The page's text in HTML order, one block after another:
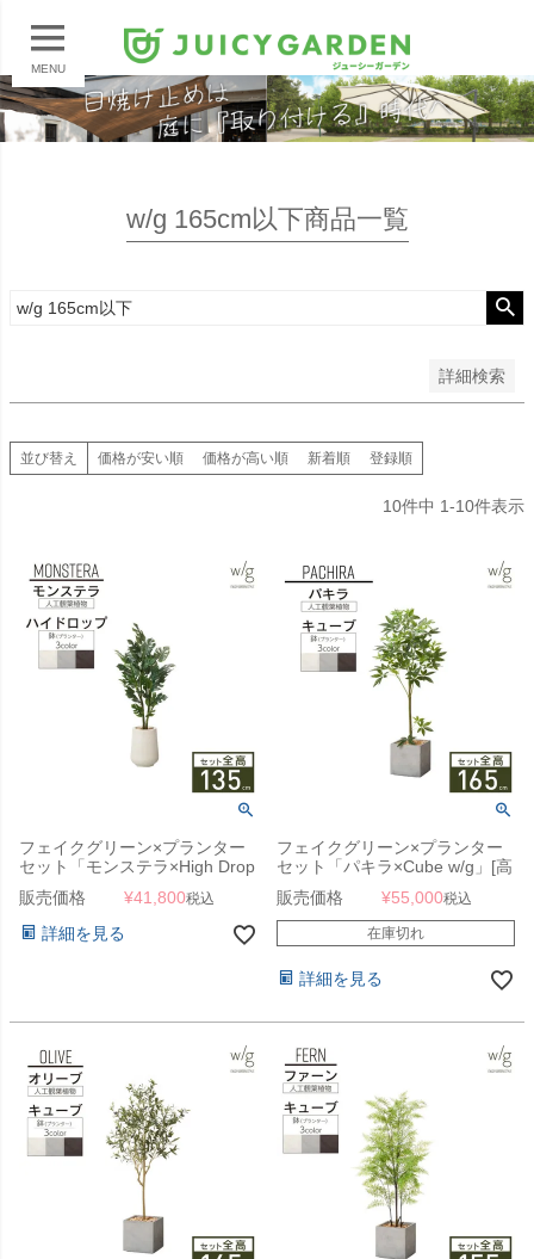
MENU
w/g 165cm以下商品一覧
詳細検索
在庫なし商品を表示しない
商品番号/JANコード
登録順
価格が安い順
並び替え 価格が安い順 価格が高い順 新着順 登録順
10件中 1-10件表示
フェイクグリーン×プランター
セット「モンステラ×High Drop
Round w/g」[高さ135cm・人工
樹木・人工観葉植物]
販売価格 ¥41,800税込
詳細を見る
フェイクグリーン×プランター
セット「パキラ×Cube w/g」[高
さ165cm・人工樹木・人工観葉
植物]
販売価格 ¥55,000税込
在庫切れ
詳細を見る